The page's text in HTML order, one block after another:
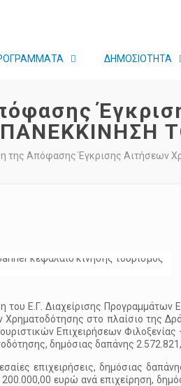
ΔΗΜΟΣΙΟΤΗΤΑ
της Απόφασης Έγκρισης Αιτήσεων
Ε.Γ. Διαχείρισης Προγραμμάτων
στο πλαίσιο της
Επιχειρήσεων
δημόσιας δαπάνης
επιχειρήσεις, δημόσιας
ευρώ ανά επιχείρηση,